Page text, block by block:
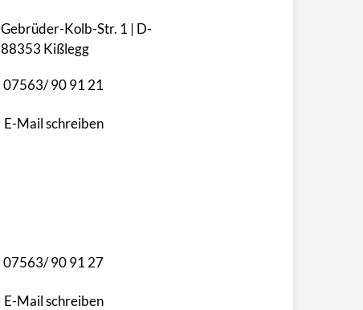
Gebrüder-Kolb-Str. 1 | D-
88353 Kißlegg
07563/ 90 91 21
E-Mail schreiben
07563/ 90 91 27
E-Mail schreiben